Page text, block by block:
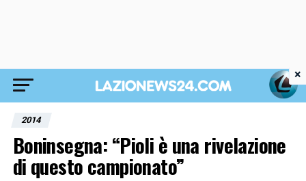
2014
Boninsegna: “Pioli è una rivelazione
di questo campionato”
×